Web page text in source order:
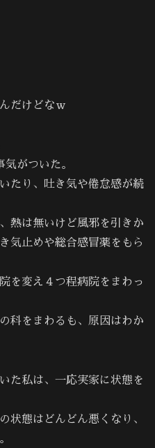
だけどなｗ
がついた。
たり、吐き気や倦怠感が続
熱は無いけど風邪を引きか
気止めや総合感冒薬をもら
を変え４つ程病院をまわっ
科をまわるも、原因はわか
た私は、一応実家に状態を
状態はどんどん悪くなり、